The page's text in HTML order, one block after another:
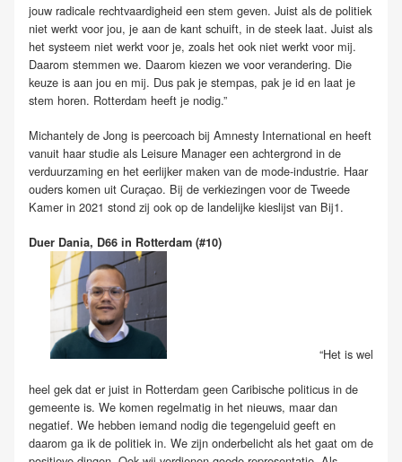
jouw radicale rechtvaardigheid een stem geven. Juist als de politiek
niet werkt voor jou, je aan de kant schuift, in de steek laat. Juist als
het systeem niet werkt voor je, zoals het ook niet werkt voor mij.
Daarom stemmen we. Daarom kiezen we voor verandering. Die
keuze is aan jou en mij. Dus pak je stempas, pak je id en laat je
stem horen. Rotterdam heeft je nodig.”
Michantely de Jong is peercoach bij Amnesty International en heeft
vanuit haar studie als Leisure Manager een achtergrond in de
verduurzaming en het eerlijker maken van de mode-industrie. Haar
ouders komen uit Curaçao. Bij de verkiezingen voor de Tweede
Kamer in 2021 stond zij ook op de landelijke kieslijst van Bij1.
Duer Dania, D66 in Rotterdam (#10)
“Het is wel
heel gek dat er juist in Rotterdam geen Caribische politicus in de
gemeente is. We komen regelmatig in het nieuws, maar dan
negatief. We hebben iemand nodig die tegengeluid geeft en
daarom ga ik de politiek in. We zijn onderbelicht als het gaat om de